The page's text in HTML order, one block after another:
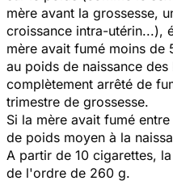
mère avant la grossesse,
croissance intra-utérin...),
mère avait fumé moins
au poids de naissance
complètement arrêté de
trimestre de grossesse.
Si la mère avait fumé
de poids moyen à la
A partir de 10 cigarettes,
de l'ordre de 260 g.